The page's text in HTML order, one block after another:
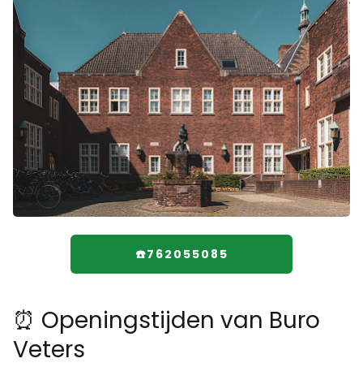
☎️762055085
⏰ Openingstijden van Buro
Veters